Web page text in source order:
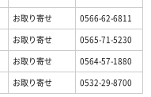
お取り寄せ
0566-62-6811
お取り寄せ
0565-71-5230
お取り寄せ
0564-57-1880
お取り寄せ 0532-29-8700